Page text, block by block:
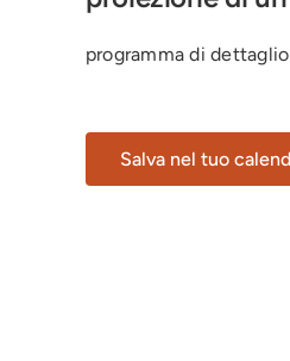
programma di
Salva nel tuo